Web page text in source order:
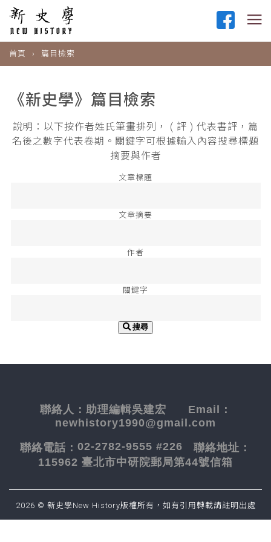
首頁 篇目檢索
《新史學》篇目檢索
說明：以下按作者姓氏筆畫排列， ( 評 ) 代表書評，篇
名後之數字代表卷期。關鍵字可根據輸入內容搜尋標題
摘要與作者
文章標題
文章摘要
作者
關鍵字
搜尋
聯絡人： 助理編輯吳建宏 Email：
newhistory1990@gmail.com
聯絡電話： 02-2782-9555 #226 聯絡地址：
115962 臺北市中研院郵局第44號信箱
2026 © 新史學New History版權所有，如有引用轉載請註明出處